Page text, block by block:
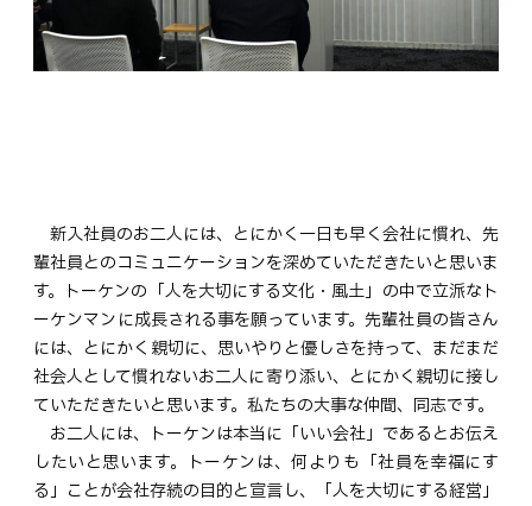
新入社員のお二人には、とにかく一日も早く会社に慣れ、先
輩社員とのコミュニケーションを深めていただきたいと思いま
す。トーケンの「人を大切にする文化・風土」の中で立派なト
ーケンマンに成長される事を願っています。先輩社員の皆さん
には、とにかく親切に、思いやりと優しさを持って、まだまだ
社会人として慣れないお二人に寄り添い、とにかく親切に接し
ていただきたいと思います。私たちの大事な仲間、同志です。
お二人には、トーケンは本当に「いい会社」であるとお伝え
したいと思います。トーケンは、何よりも「社員を幸福にす
る」ことが会社存続の目的と宣言し、「人を大切にする経営」